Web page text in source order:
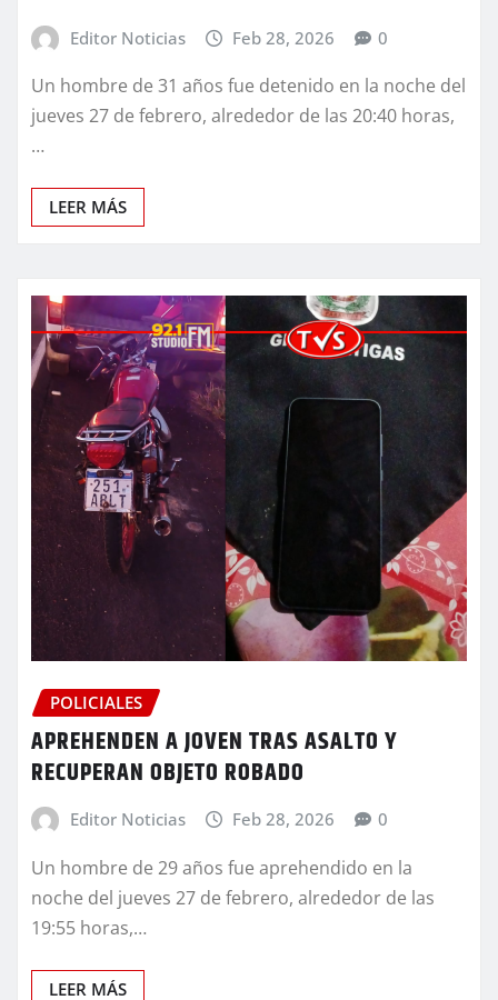
Editor Noticias Feb 28, 2026 0
Un hombre de 31 años fue detenido en la noche del
jueves 27 de febrero, alrededor de las 20:40 horas,
…
LEER MÁS
POLICIALES
APREHENDEN A JOVEN TRAS ASALTO Y
RECUPERAN OBJETO ROBADO
Editor Noticias Feb 28, 2026 0
Un hombre de 29 años fue aprehendido en la
noche del jueves 27 de febrero, alrededor de las
19:55 horas,…
LEER MÁS